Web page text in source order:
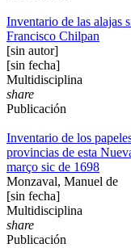
Inventario de las alajas
Francisco Chilpan
[sin autor]
[sin fecha]
Multidisciplina
share
Publicación
Inventario de los
provincias de esta
março sic de 1698
Monzaval, Manuel de
[sin fecha]
Multidisciplina
share
Publicación